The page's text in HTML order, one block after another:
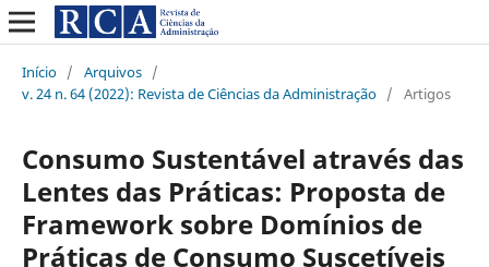
Início / Arquivos /
v. 24 n. 64 (2022): Revista de Ciências da Administração / Artigos
Consumo Sustentável através das
Lentes das Práticas: Proposta de
Framework sobre Domínios de
Práticas de Consumo Suscetíveis